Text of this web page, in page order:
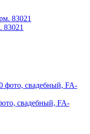
свадебный, FA-